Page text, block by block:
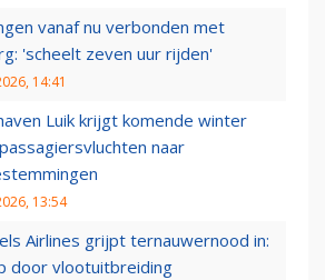
vanaf nu verbonden met
'scheelt zeven uur rijden'
14:41
Luik krijgt komende winter
naar
13:54
Airlines grijpt ternauwernood in:
door vlootuitbreiding